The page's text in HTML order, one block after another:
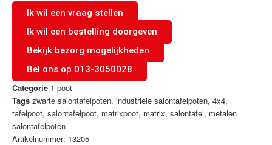
Ik wil een vraag stellen
Ik wil een bestelling doorgeven
Bekijk bezorg mogelijkheden
Bel ons op 013-3050028
Categorie 1 poot
Tags zwarte salontafelpoten, industriele salontafelpoten, 4x4,
tafelpoot, salontafelpoot, matrixpoot, matrix, salontafel, metalen
salontafelpoten
Artikelnummer: 13205